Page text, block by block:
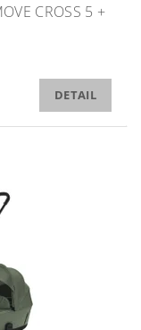
CROSS 5 +
DETAIL